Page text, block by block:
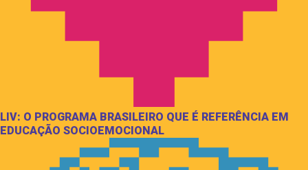
LIV: O PROGRAMA BRASILEIRO QUE É REFERÊNCIA EM
EDUCAÇÃO SOCIOEMOCIONAL